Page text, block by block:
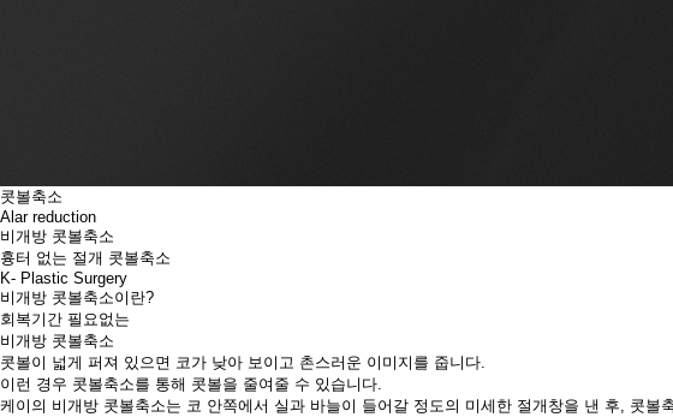
콧볼축소
Alar reduction
비개방 콧볼축소
흉터 없는 절개 콧볼축소
K- Plastic Surgery
비개방 콧볼축소이란?
회복기간 필요없는
비개방 콧볼축소
콧볼이 넓게 퍼져 있으면 코가 낮아 보이고 촌스러운 이미지를 줍니다.​
이런 경우 콧볼축소를 통해 콧볼을 줄여줄 수 있습니다.
케이의 비개방 콧볼축소는 코 안쪽에서 실과 바늘이 들어갈 정도의 미세한 절개창을 낸 후, 콧